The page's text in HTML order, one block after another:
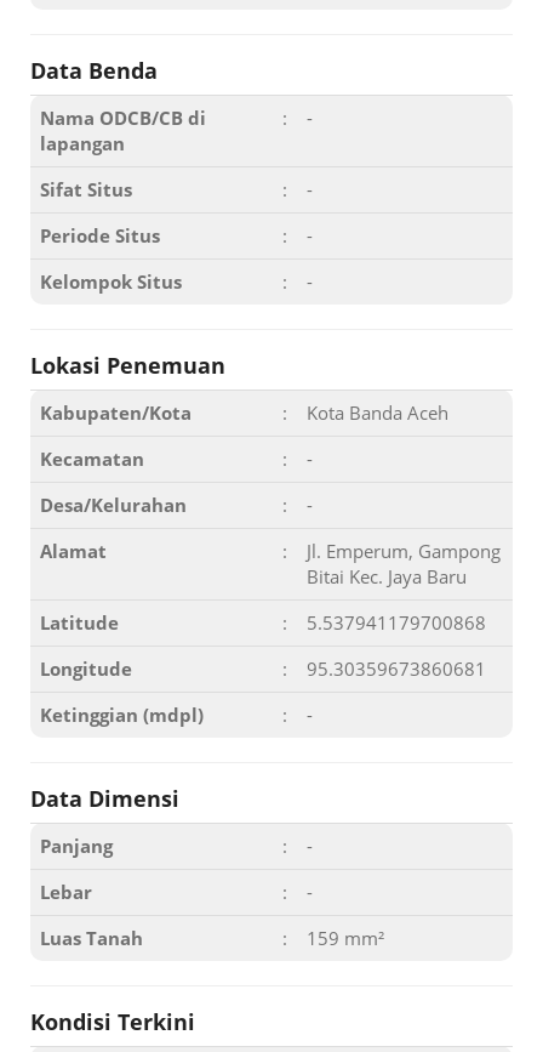
Data Benda
Nama ODCB/CB di
lapangan
: -
Sifat Situs :
-
Periode Situs
:
-
Kelompok Situs
: -
Lokasi Penemuan
Kabupaten/Kota :
Kota Banda Aceh
Kecamatan
:
-
Desa/Kelurahan
:
-
Alamat
:
Jl. Emperum, Gampong
Bitai Kec. Jaya Baru
Latitude
:
5.537941179700868
Longitude
:
95.30359673860681
Ketinggian (mdpl)
: -
Data Dimensi
Panjang :
-
Lebar
:
-
Luas Tanah
: 159 mm²
Kondisi Terkini